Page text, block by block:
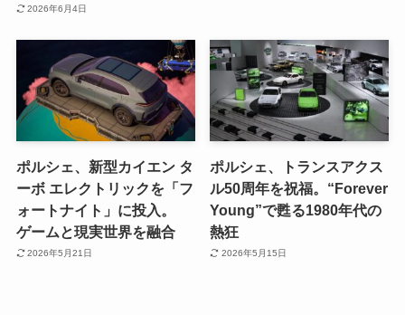
2026年6月4日
ポルシェ、新型カイエン タ
ーボ エレクトリックを「フ
ォートナイト」に投入。
ゲームと現実世界を融合
2026年5月21日
ポルシェ、トランスアクス
ル50周年を祝福。“Forever
Young”で甦る1980年代の
熱狂
2026年5月15日